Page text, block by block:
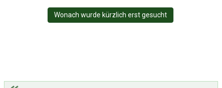
Wonach wurde kürzlich erst gesucht